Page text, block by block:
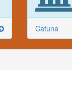
Catuna